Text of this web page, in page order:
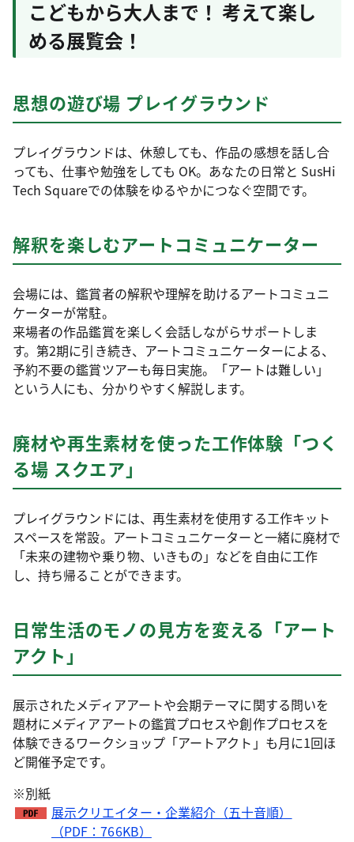
こどもから大人まで！ 考えて楽し
める展覧会！
思想の遊び場 プレイグラウンド
プレイグラウンドは、休憩しても、作品の感想を話し合
っても、仕事や勉強をしても OK。あなたの日常と SusHi
Tech Squareでの体験をゆるやかにつなぐ空間です。
解釈を楽しむアートコミュニケーター
会場には、鑑賞者の解釈や理解を助けるアートコミュニ
ケーターが常駐。
来場者の作品鑑賞を楽しく会話しながらサポートしま
す。第2期に引き続き、アートコミュニケーターによる、
予約不要の鑑賞ツアーも毎日実施。「アートは難しい」
という人にも、分かりやすく解説します。
廃材や再生素材を使った工作体験「つく
る場 スクエア」
プレイグラウンドには、再生素材を使用する工作キット
スペースを常設。アートコミュニケーターと一緒に廃材で
「未来の建物や乗り物、いきもの」などを自由に工作
し、持ち帰ることができます。
日常生活のモノの見方を変える「アート
アクト」
展示されたメディアアートや会期テーマに関する問いを
題材にメディアアートの鑑賞プロセスや創作プロセスを
体験できるワークショップ「アートアクト」も月に1回ほ
ど開催予定です。
※別紙
展示クリエイター・企業紹介（五十音順）
（PDF：766KB）